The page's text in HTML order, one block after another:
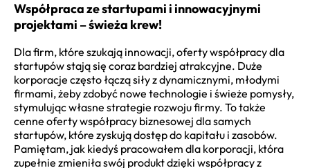
Współpraca ze startupami i innowacyjnymi
projektami – świeża krew!
Dla firm, które szukają innowacji, oferty współpracy dla
startupów stają się coraz bardziej atrakcyjne. Duże
korporacje często łączą siły z dynamicznymi, młodymi
firmami, żeby zdobyć nowe technologie i świeże pomysły,
stymulując własne strategie rozwoju firmy. To także
cenne oferty współpracy biznesowej dla samych
startupów, które zyskują dostęp do kapitału i zasobów.
Pamiętam, jak kiedyś pracowałem dla korporacji, która
zupełnie zmieniła swój produkt dzięki współpracy z